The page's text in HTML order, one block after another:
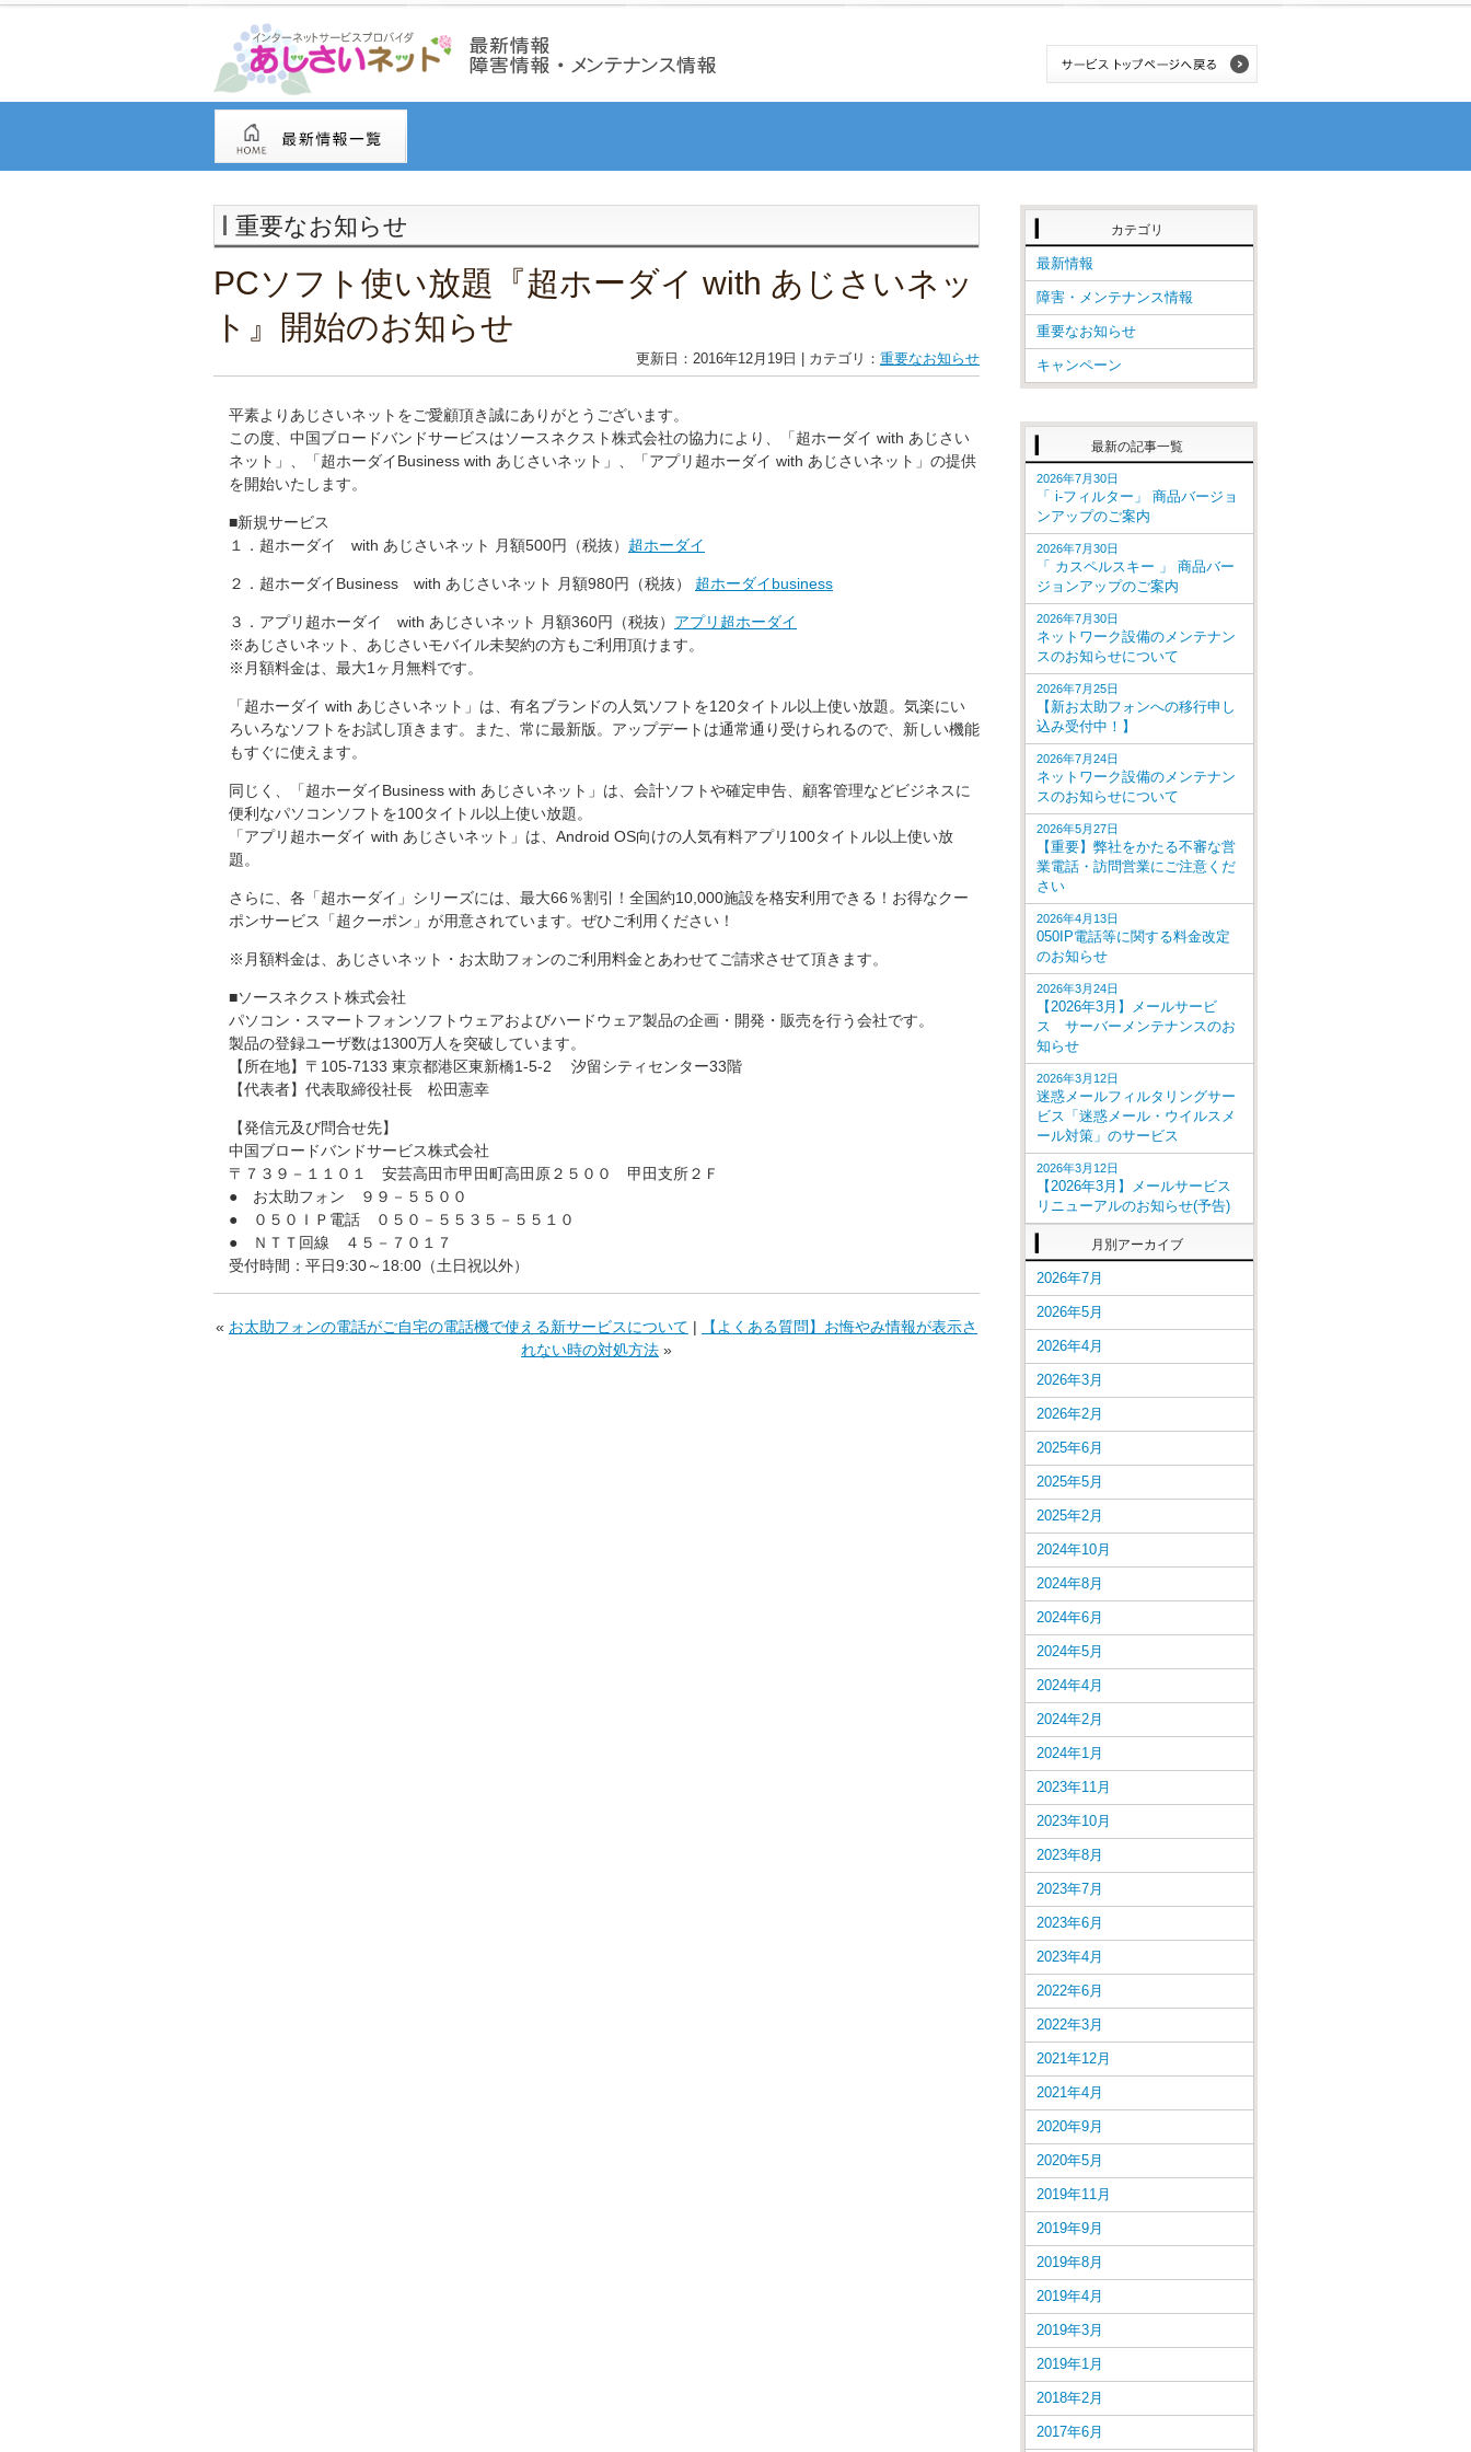
重要なお知らせ
PCソフト使い放題『超ホーダイ with あじさいネッ
ト』開始のお知らせ
更新日：2016年12月19日 | カテゴリ： 重要なお知らせ
平素よりあじさいネットをご愛顧頂き誠にありがとうございます。
この度、中国ブロードバンドサービスはソースネクスト株式会社の協力により、「超ホーダイ with あじさい
ネット」、「超ホーダイBusiness with あじさいネット」、「アプリ超ホーダイ with あじさいネット」の提供
を開始いたします。
■新規サービス
１．超ホーダイ with あじさいネット 月額500円（税抜） 超ホーダイ
２．超ホーダイBusiness with あじさいネット 月額980円（税抜） 超ホーダイbusiness
３．アプリ超ホーダイ with あじさいネット 月額360円（税抜） アプリ超ホーダイ
※あじさいネット、あじさいモバイル未契約の方もご利用頂けます。
※月額料金は、最大1ヶ月無料です。
「超ホーダイ with あじさいネット」は、有名ブランドの人気ソフトを120タイトル以上使い放題。気楽にい
ろいろなソフトをお試し頂きます。また、常に最新版。アップデートは通常通り受けられるので、新しい機能
もすぐに使えます。
同じく、「超ホーダイBusiness with あじさいネット」は、会計ソフトや確定申告、顧客管理などビジネスに
便利なパソコンソフトを100タイトル以上使い放題。
「アプリ超ホーダイ with あじさいネット」は、Android OS向けの人気有料アプリ100タイトル以上使い放
題。
さらに、各「超ホーダイ」シリーズには、最大66％割引！全国約10,000施設を格安利用できる！お得なクー
ポンサービス「超クーポン」が用意されています。ぜひご利用ください！
※月額料金は、あじさいネット・お太助フォンのご利用料金とあわせてご請求させて頂きます。
■ソースネクスト株式会社
パソコン・スマートフォンソフトウェアおよびハードウェア製品の企画・開発・販売を行う会社です。
製品の登録ユーザ数は1300万人を突破しています。
【所在地】〒105-7133 東京都港区東新橋1-5-2 汐留シティセンター33階
【代表者】代表取締役社長 松田憲幸
【発信元及び問合せ先】
中国ブロードバンドサービス株式会社
〒７３９－１１０１ 安芸高田市甲田町高田原２５００ 甲田支所２Ｆ
● お太助フォン ９９－５５００
● ０５０ＩＰ電話 ０５０－５５３５－５５１０
● ＮＴＴ回線 ４５－７０１７
受付時間：平日9:30～18:00（土日祝以外）
« お太助フォンの電話がご自宅の電話機で使える新サービスについて |
【よくある質問】お悔やみ情報が表示さ
れない時の対処方法 »
カテゴリ
最新情報
障害・メンテナンス情報
重要なお知らせ
キャンペーン
最新の記事一覧
2026年7月30日
「 i-フィルター」 商品バージョ
ンアップのご案内
2026年7月30日
「 カスペルスキー 」 商品バー
ジョンアップのご案内
2026年7月30日
ネットワーク設備のメンテナン
スのお知らせについて
2026年7月25日
【新お太助フォンへの移行申し
込み受付中！】
2026年7月24日
ネットワーク設備のメンテナン
スのお知らせについて
2026年5月27日
【重要】弊社をかたる不審な営
業電話・訪問営業にご注意くだ
さい
2026年4月13日
050IP電話等に関する料金改定
のお知らせ
2026年3月24日
【2026年3月】メールサービ
ス サーバーメンテナンスのお
知らせ
2026年3月12日
迷惑メールフィルタリングサー
ビス「迷惑メール・ウイルスメ
ール対策」のサービス
2026年3月12日
【2026年3月】メールサービス
リニューアルのお知らせ(予告)
月別アーカイブ
2026年7月
2026年5月
2026年4月
2026年3月
2026年2月
2025年6月
2025年5月
2025年2月
2024年10月
2024年8月
2024年6月
2024年5月
2024年4月
2024年2月
2024年1月
2023年11月
2023年10月
2023年8月
2023年7月
2023年6月
2023年4月
2022年6月
2022年3月
2021年12月
2021年4月
2020年9月
2020年5月
2019年11月
2019年9月
2019年8月
2019年4月
2019年3月
2019年1月
2018年2月
2017年6月